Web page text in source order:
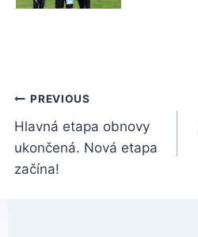
Navigácia
v
článku
PREVIOUS
Hlavná etapa obnovy
ukončená. Nová etapa
začína!